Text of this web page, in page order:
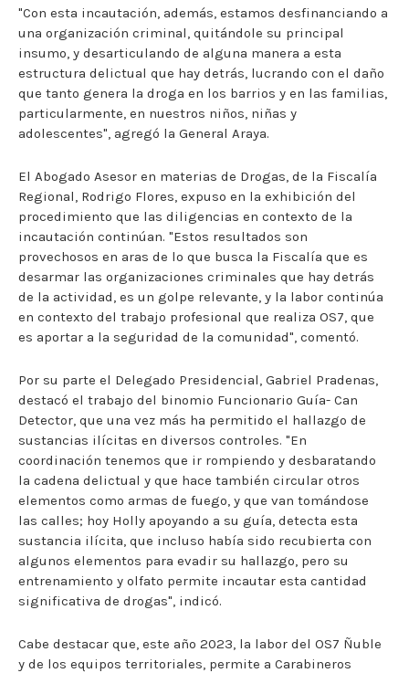
"Con esta incautación, además, estamos desfinanciando a
una organización criminal, quitándole su principal
insumo, y desarticulando de alguna manera a esta
estructura delictual que hay detrás, lucrando con el daño
que tanto genera la droga en los barrios y en las familias,
particularmente, en nuestros niños, niñas y
adolescentes", agregó la General Araya.
El Abogado Asesor en materias de Drogas, de la Fiscalía
Regional, Rodrigo Flores, expuso en la exhibición del
procedimiento que las diligencias en contexto de la
incautación continúan. "Estos resultados son
provechosos en aras de lo que busca la Fiscalía que es
desarmar las organizaciones criminales que hay detrás
de la actividad, es un golpe relevante, y la labor continúa
en contexto del trabajo profesional que realiza OS7, que
es aportar a la seguridad de la comunidad", comentó.
Por su parte el Delegado Presidencial, Gabriel Pradenas,
destacó el trabajo del binomio Funcionario Guía- Can
Detector, que una vez más ha permitido el hallazgo de
sustancias ilícitas en diversos controles. "En
coordinación tenemos que ir rompiendo y desbaratando
la cadena delictual y que hace también circular otros
elementos como armas de fuego, y que van tomándose
las calles; hoy Holly apoyando a su guía, detecta esta
sustancia ilícita, que incluso había sido recubierta con
algunos elementos para evadir su hallazgo, pero su
entrenamiento y olfato permite incautar esta cantidad
significativa de drogas", indicó.
Cabe destacar que, este año 2023, la labor del OS7 Ñuble
y de los equipos territoriales, permite a Carabineros